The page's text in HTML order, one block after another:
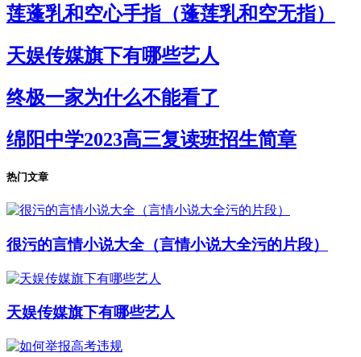
莲蓬乳和空心手指（蓬莲乳和空无指）
天娱传媒旗下有哪些艺人
终极一家为什么不能看了
绵阳中学2023高三复读班招生简章
热门文章
很污的言情小说大全（言情小说大全污的片段）
天娱传媒旗下有哪些艺人